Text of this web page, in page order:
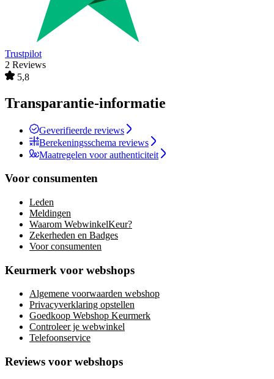
Trustpilot
2 Reviews
5,8
Transparantie-informatie
Geverifieerde reviews
Berekeningsschema reviews
Maatregelen voor authenticiteit
Voor consumenten
Leden
Meldingen
Waarom WebwinkelKeur?
Zekerheden en Badges
Voor consumenten
Keurmerk voor webshops
Algemene voorwaarden webshop
Privacyverklaring opstellen
Goedkoop Webshop Keurmerk
Controleer je webwinkel
Telefoonservice
Reviews voor webshops